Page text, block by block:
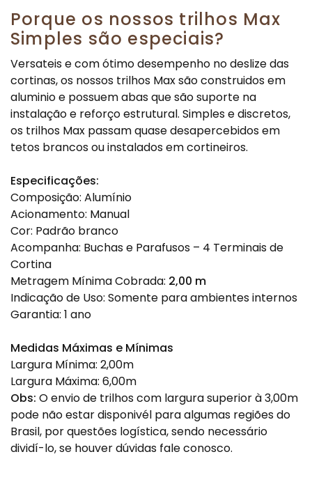
Porque os nossos trilhos Max
Simples são especiais?
Versateis e com ótimo desempenho no deslize das
cortinas, os nossos trilhos Max são construidos em
aluminio e possuem abas que são suporte na
instalação e reforço estrutural. Simples e discretos,
os trilhos Max passam quase desapercebidos em
tetos brancos ou instalados em cortineiros.
Especificações:
Composição: Alumínio
Acionamento: Manual
Cor: Padrão branco
Acompanha: Buchas e Parafusos – 4 Terminais de
Cortina
Metragem Mínima Cobrada: 2,00 m
Indicação de Uso: Somente para ambientes internos
Garantia: 1 ano
Medidas Máximas e Mínimas
Largura Mínima: 2,00m
Largura Máxima: 6,00m
Obs: O envio de trilhos com largura superior à 3,00m
pode não estar disponivél para algumas regiões do
Brasil, por questões logística, sendo necessário
dividí-lo, se houver dúvidas fale conosco.